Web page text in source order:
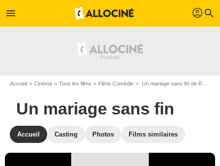
menu profil search
Accueil Cinéma Tous les films Films Comédie Un mariage sans fin de Ron Oliver
Un mariage sans fin
Accueil Casting Photos Films similaires